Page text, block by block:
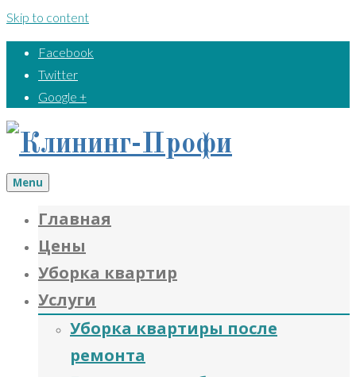
Skip to content
Facebook
Twitter
Google +
Menu
Главная
Цены
Уборка квартир
Услуги
Уборка квартиры после
ремонта